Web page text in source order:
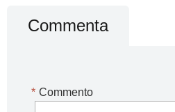
Commenta
Commento
*